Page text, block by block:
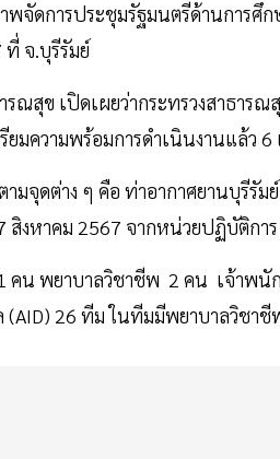
จัดการประชุมรัฐมนตรีด้านการศึ
ที่ จ.บุรีรัมย์
ณสุข เปิดเผยว่ากระทรวงสาธาร
มความพร้อมการดำเนินงานแล้ว 6
มจุดต่าง ๆ คือ ท่าอากาศยานบุรี
สิงหาคม 2567 จากหน่วยปฏิบัติกา
น พยาบาลวิชาชีพ 2 คน เจ้าพนั
26 ทีม ในทีมมีพยาบาลวิชา